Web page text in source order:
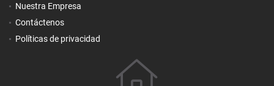
Nuestra Empresa
Contáctenos
Políticas de privacidad